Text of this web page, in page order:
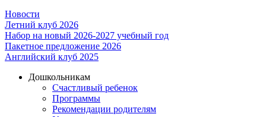
Новости
Летний клуб 2026
Набор на новый 2026-2027 учебный год
Пакетное предложение 2026
Английский клуб 2025
Дошкольникам
Счастливый ребенок
Программы
Рекомендации родителям